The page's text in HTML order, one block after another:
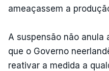
ameaçassem a
A suspensão não anula
que o Governo
reativar a medida a